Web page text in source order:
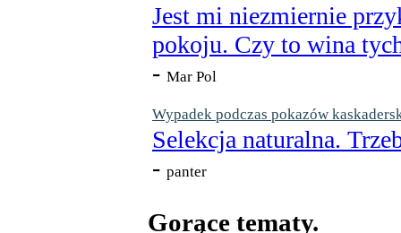
Jest mi niezmiernie
pokoju. Czy to wina
- Mar Pol
Wypadek podczas pokazów
Selekcja naturalna.
- panter
Gorące tematy.